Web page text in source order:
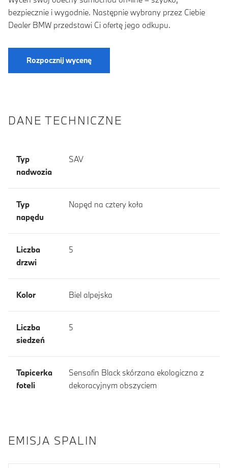
bezpiecznie i wygodnie. Następnie wybrany przez Ciebie
Dealer BMW przedstawi Ci ofertę jego odkupu.
Rozpocznij wycenę
DANE TECHNICZNE
Typ
nadwozia
SAV
Typ
napędu
Napęd na cztery koła
Liczba
drzwi
5
Kolor Biel alpejska
Liczba
siedzeń
5
Tapicerka
foteli
Sensafin Black skórzana ekologiczna z
dekoracyjnym obszyciem
EMISJA SPALIN